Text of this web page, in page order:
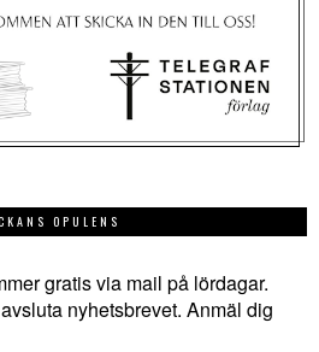
OPULENS
gratis via mail på lördagar.
nyhetsbrevet. Anmäl dig